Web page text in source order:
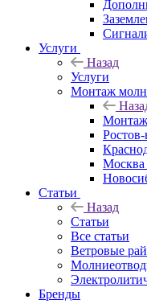
Услуги
Назад
Услуги
Монтаж
Статьи
Назад
Статьи
Все статьи
Ветровые
Бренды